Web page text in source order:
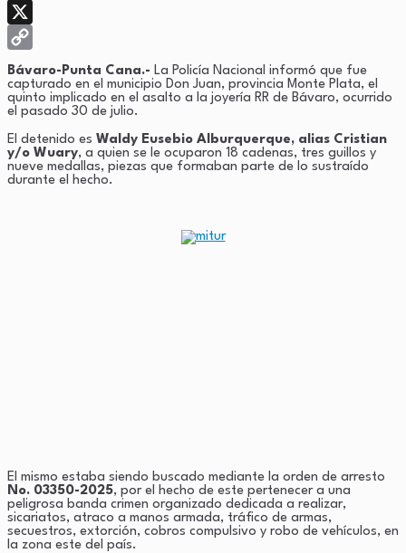
Facebook
X
Copy
Link
Bávaro-Punta Cana.- La Policía Nacional informó que fue
capturado en el municipio Don Juan, provincia Monte Plata, el
quinto implicado en el asalto a la joyería RR de Bávaro, ocurrido
el pasado 30 de julio.
El detenido es Waldy Eusebio Alburquerque, alias Cristian
y/o Wuary, a quien se le ocuparon 18 cadenas, tres guillos y
nueve medallas, piezas que formaban parte de lo sustraído
durante el hecho.
El mismo estaba siendo buscado mediante la orden de arresto
No. 03350-2025, por el hecho de este pertenecer a una
peligrosa banda crimen organizado dedicada a realizar,
sicariatos, atraco a manos armada, tráfico de armas,
secuestros, extorción, cobros compulsivo y robo de vehículos, en
la zona este del país.